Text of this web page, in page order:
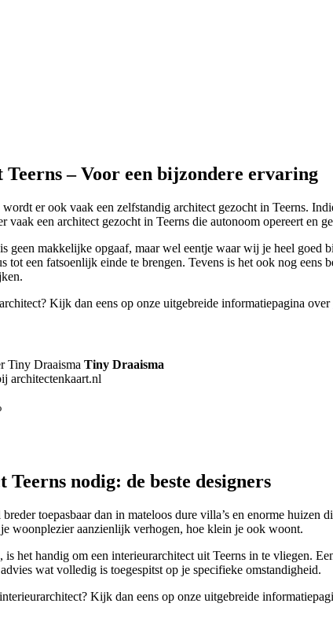
– Voor een bijzondere ervaring
wordt er ook vaak een zelfstandig architect gezocht in Teerns.
vaak een architect gezocht in Teerns die autonoom opereert en
geen makkelijke opgaaf, maar wel eentje waar wij je heel goed
tot een fatsoenlijk einde te brengen. Tevens is het ook nog
Kijk dan eens op onze uitgebreide informatiepagina over
Tiny Draaisma
architectenkaart.nl
nodig: de beste designers
toepasbaar dan in mateloos dure villa’s en enorme
woonplezier aanzienlijk verhogen, hoe klein je ook woont.
is het handig om een interieurarchitect uit Teerns in te vliegen.
wat volledig is toegespitst op je specifieke omstandigheid.
Kijk dan eens op onze uitgebreide